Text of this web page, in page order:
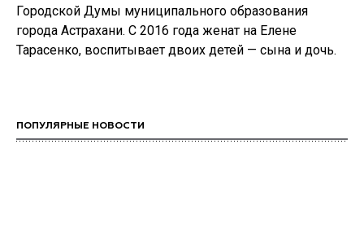
Городской Думы муниципального образования
города Астрахани. С 2016 года женат на Елене
Тарасенко, воспитывает двоих детей — сына и дочь.
ПОПУЛЯРНЫЕ НОВОСТИ